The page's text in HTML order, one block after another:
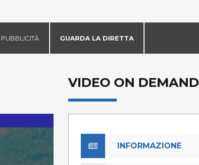
PUBBLICITÀ GUARDA LA DIRETTA
VIDEO ON DEMAND
INFORMAZIONE